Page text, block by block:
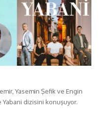
Yasemin Şefik ve Engin
dizisini konuşuyor.